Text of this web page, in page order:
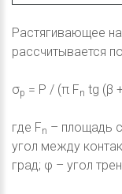
Растягивающее
рассчитывается
σp = P / (π Fn tg (β
где Fn – площадь
угол между
град; φ – угол